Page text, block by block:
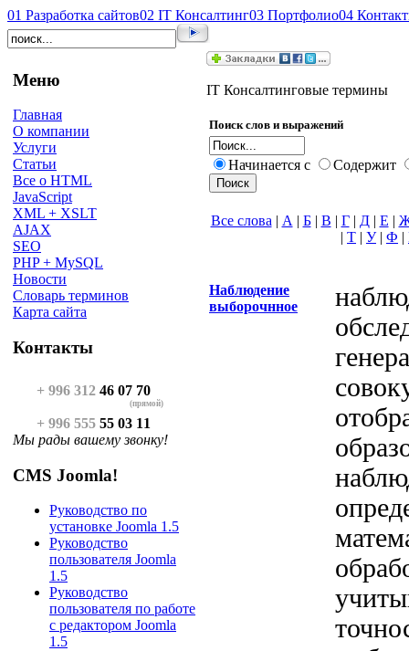
01 Разработка сайтов02 IT Консалтинг03 Портфолио04
Меню
Главная
О компании
Услуги
Статьи
Все о HTML
JavaScript
XML + XSLT
AJAX
SEO
PHP + MySQL
Новости
Словарь терминов
Карта сайта
Контакты
+ 996 312 46 07 70
(прямой)
+ 996 555 55 03 11
Мы рады вашему звонку!
CMS Joomla!
Руководство по
установке Joomla 1.5
Руководство
пользователя Joomla
1.5
Руководство
пользователя по работе
с редактором Joomla
1.5
IT Консалтинговые термины
Поиск слов и выражений
Начинается с Содержит
Все слова | А | Б| В | Г| Д| Е |
| Т | У| Ф |
Наблюдение
выборочнное